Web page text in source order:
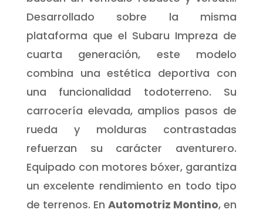
Desarrollado sobre la misma
plataforma que el Subaru Impreza de
cuarta generación, este modelo
combina una estética deportiva con
una funcionalidad todoterreno. Su
carrocería elevada, amplios pasos de
rueda y molduras contrastadas
refuerzan su carácter aventurero.
Equipado con motores bóxer, garantiza
un excelente rendimiento en todo tipo
de terrenos. EnAutomotriz Montino, en